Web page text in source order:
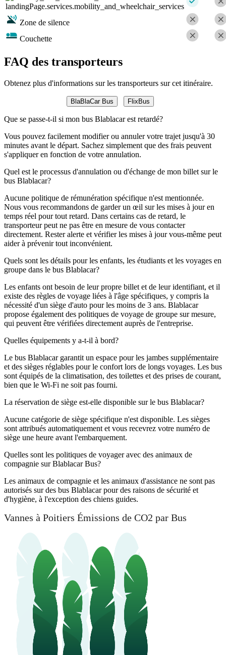
landingPage.services.mobility_and_wheelchair_services
Zone de silence
Couchette
FAQ des transporteurs
Obtenez plus d'informations sur les transporteurs sur cet itinéraire.
BlaBlaCar Bus FlixBus
Que se passe-t-il si mon bus Blablacar est retardé?
Vous pouvez facilement modifier ou annuler votre trajet jusqu'à 30
minutes avant le départ. Sachez simplement que des frais peuvent
s'appliquer en fonction de votre annulation.
Quel est le processus d'annulation ou d'échange de mon billet sur le
bus Blablacar?
Aucune politique de rémunération spécifique n'est mentionnée.
Nous vous recommandons de garder un œil sur les mises à jour en
temps réel pour tout retard. Dans certains cas de retard, le
transporteur peut ne pas être en mesure de vous contacter
directement. Rester alerte et vérifier les mises à jour vous-même peut
aider à prévenir tout inconvénient.
Quels sont les détails pour les enfants, les étudiants et les voyages en
groupe dans le bus Blablacar?
Les enfants ont besoin de leur propre billet et de leur identifiant, et il
existe des règles de voyage liées à l'âge spécifiques, y compris la
nécessité d'un siège d'auto pour les moins de 3 ans. Blablacar
propose également des politiques de voyage de groupe sur mesure,
qui peuvent être vérifiées directement auprès de l'entreprise.
Quelles équipements y a-t-il à bord?
Le bus Blablacar garantit un espace pour les jambes supplémentaire
et des sièges réglables pour le confort lors de longs voyages. Les bus
sont équipés de la climatisation, des toilettes et des prises de courant,
bien que le Wi-Fi ne soit pas fourni.
La réservation de siège est-elle disponible sur le bus Blablacar?
Aucune catégorie de siège spécifique n'est disponible. Les sièges
sont attribués automatiquement et vous recevrez votre numéro de
siège une heure avant l'embarquement.
Quelles sont les politiques de voyager avec des animaux de
compagnie sur Blablacar Bus?
Les animaux de compagnie et les animaux d'assistance ne sont pas
autorisés sur des bus Blablacar pour des raisons de sécurité et
d'hygiène, à l'exception des chiens guides.
Vannes à Poitiers Émissions de CO2 par Bus